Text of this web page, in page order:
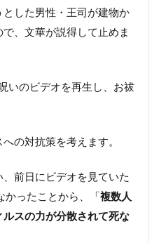
した男性・王司が建物か
、文華が説得して止めま
いのビデオを再生し、お祓
の対抗策を考えます。
前日にビデオを見ていた
ったことから、「 複数人
スの力が分散されて死な